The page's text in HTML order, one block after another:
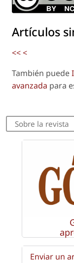
Artículos
<<<
También puede
avanzada para
Sobre la revista
Enviar un